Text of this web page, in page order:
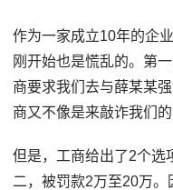
作为一家成立10年的企
刚开始也是慌乱的。第
商要求我们去与薛某某
商又不像是来敲诈我们
但是，工商给出了2个选
二，被罚款2万至20万。